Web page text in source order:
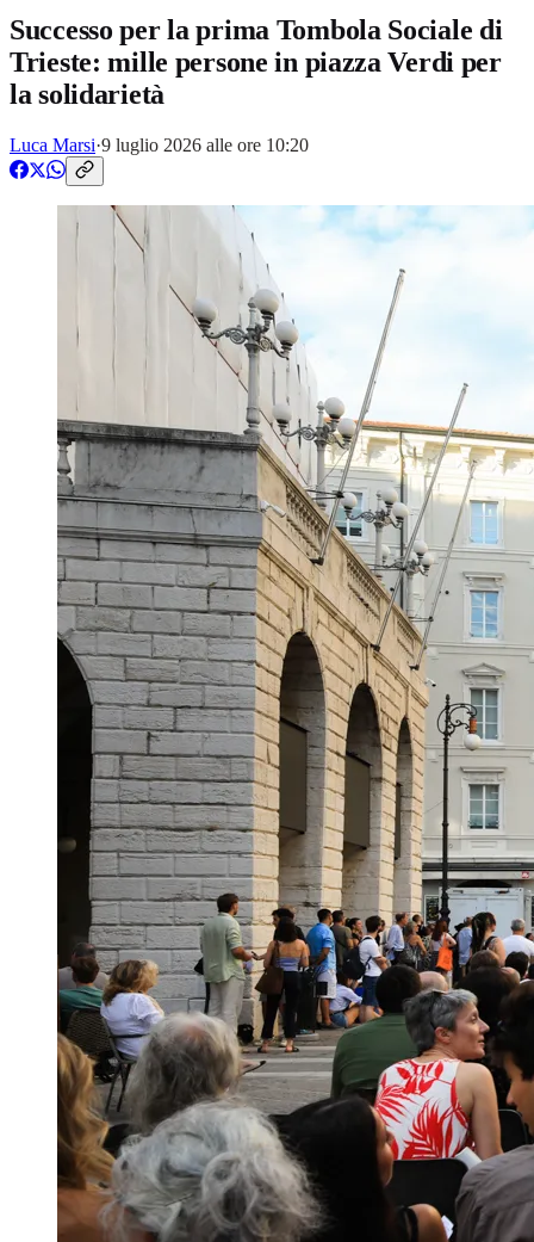
Successo per la prima Tombola Sociale di
Trieste: mille persone in piazza Verdi per
la solidarietà
Luca Marsi·9 luglio 2026 alle ore 10:20